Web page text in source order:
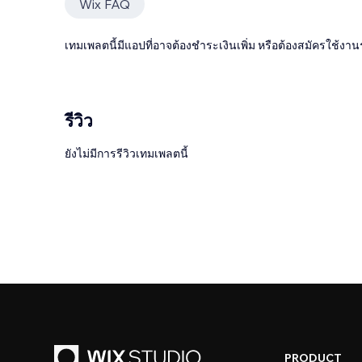
Wix FAQ
เทมเพลตนี้มีแอปที่อาจต้องชำระเงินเพิ่ม หรือต้องสมัครใช้งา
รีวิว
ยังไม่มีการรีวิวเทมเพลตนี้
PRODUCT